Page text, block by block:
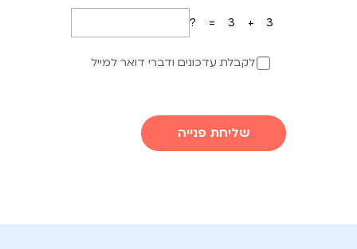
3+3=?
לקבלת עדכונים ודברי דואר למייל
שליחת פנייה